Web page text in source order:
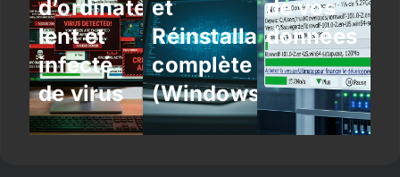
d’ordinateur
lent et
infecté
de virus
et
Réinstallation
complète
(Windows/Linux)
de vos
données